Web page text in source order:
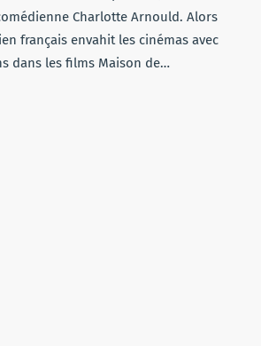
Charlotte Arnould. Alors
français envahit les cinémas avec
dans les films Maison de…